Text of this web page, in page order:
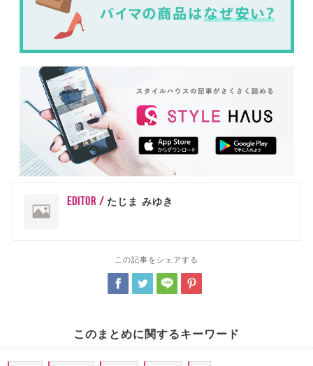
EDITOR / たじま みゆき
この記事をシェアする
このまとめに関するキーワード